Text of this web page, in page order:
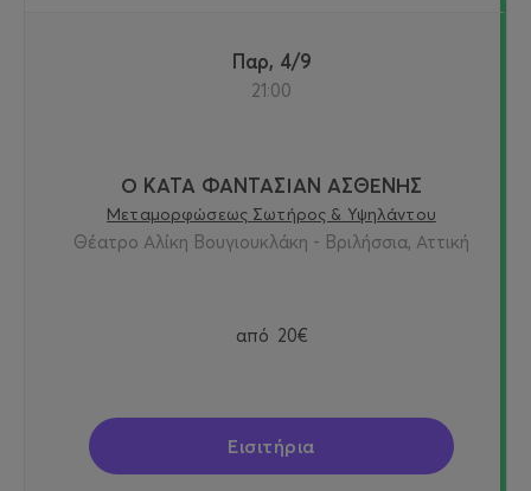
Παρ, 4/9
21:00
Ο ΚΑΤΑ ΦΑΝΤΑΣΙΑΝ ΑΣΘΕΝΗΣ
Μεταμορφώσεως Σωτήρος & Υψηλάντου
Θέατρο Αλίκη Βουγιουκλάκη - Βριλήσσια, Αττική
από 20€
Εισιτήρια